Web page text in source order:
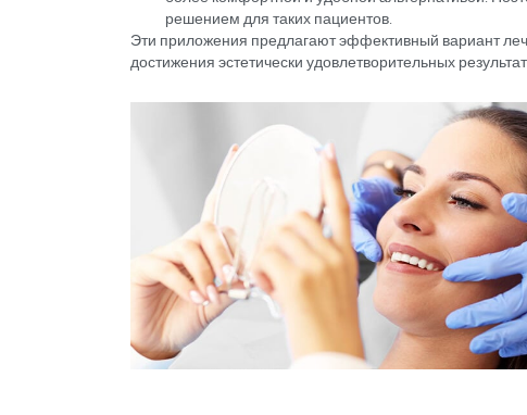
отсутствующих зубов. Использование
случаях:
коронку, поместив имплантат
Если отсутствует более одного
с использованием имплантатов.
винтов и являются более
Успешные результаты можно
области челюсти и лица,
Отсутствие зубов может со
произошло рассасывание
может потребоваться пересадка
Для пациентов, которые не хотят
более комфортной и удобной